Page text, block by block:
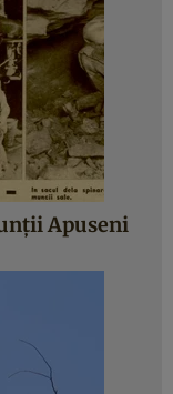
Apuseni